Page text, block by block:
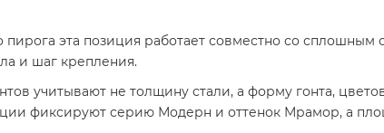
пирога эта позиция работает совместно со
и шаг крепления.
учитывают не толщину стали, а форму гонта,
фиксируют серию Модерн и оттенок Мрамор, а